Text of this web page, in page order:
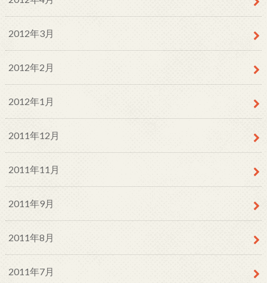
2012年3月
2012年2月
2012年1月
2011年12月
2011年11月
2011年9月
2011年8月
2011年7月